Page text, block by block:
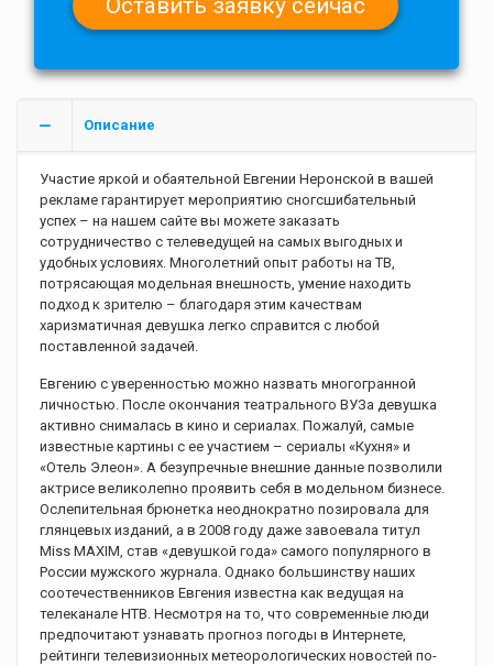
Описание
Участие яркой и обаятельной Евгении Неронской в вашей
рекламе гарантирует мероприятию сногсшибательный
успех – на нашем сайте вы можете заказать
сотрудничество с телеведущей на самых выгодных и
удобных условиях. Многолетний опыт работы на ТВ,
потрясающая модельная внешность, умение находить
подход к зрителю – благодаря этим качествам
харизматичная девушка легко справится с любой
поставленной задачей.
Евгению с уверенностью можно назвать многогранной
личностью. После окончания театрального ВУЗа девушка
активно снималась в кино и сериалах. Пожалуй, самые
известные картины с ее участием – сериалы «Кухня» и
«Отель Элеон». А безупречные внешние данные позволили
актрисе великолепно проявить себя в модельном бизнесе.
Ослепительная брюнетка неоднократно позировала для
глянцевых изданий, а в 2008 году даже завоевала титул
Miss MAXIM, став «девушкой года» самого популярного в
России мужского журнала. Однако большинству наших
соотечественников Евгения известна как ведущая на
телеканале НТВ. Несмотря на то, что современные люди
предпочитают узнавать прогноз погоды в Интернете,
рейтинги телевизионных метеорологических новостей по-